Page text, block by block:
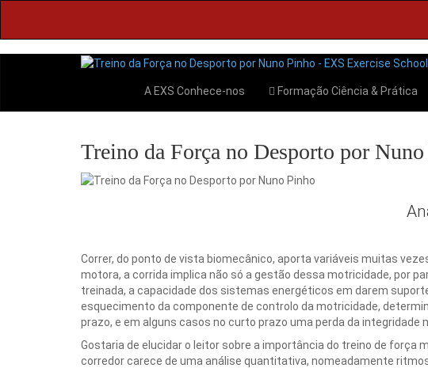
A EXS Conhece-nos Formação Ciência & Prática
Treino da Força no Desporto por
Correr, do ponto de vista biomecânico, aporta variáveis muitas
motora, a corrida implica não só a gestão dessa motricidade, por
treinada, a capacidade dos sistemas energéticos em darem
esquecimento da componente de controlo da motricidade,
prazo, e em alguns casos no curto prazo uma perda da integridade
Gostaria de elucidar o leitor sobre a importância do treino de força
corredor carece de uma análise quantitativa, nomeadamente